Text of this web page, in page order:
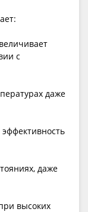
с
даже
даже
высоких